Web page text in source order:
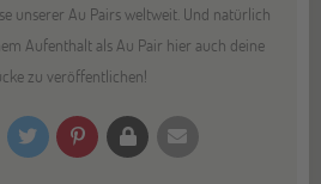
unserer Au Pairs weltweit. Und natürlich
Aufenthalt als Au Pair hier auch deine
zu veröffentlichen!